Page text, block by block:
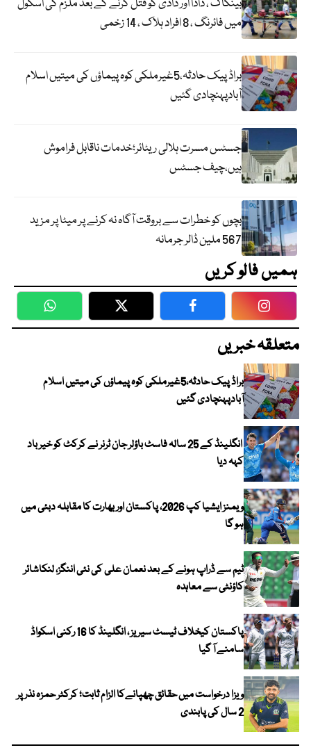
بینکاک ، دادا اور دادی کو قتل کرنے کے بعد ملزم کی اسکول
میں فائرنگ ، 8 افراد ہلاک ، 14 زخمی
براڈ پیک حادثہ،5غیرملکی کوہ پیماؤں کی میتیں اسلام
آبادپہنچادی گئیں
جسٹس مسرت ہلالی ریٹائر؛خدمات ناقابل فراموش
ہیں،چیف جسٹس
بچوں کو خطرات سے بروقت آگاہ نہ کرنے پر میٹا پر مزید
567 ملین ڈالر جرمانہ
ہمیں فالو کریں
WhatsApp Twitter Facebook
متعلقہ خبریں
براڈ پیک حادثہ،5غیرملکی کوہ پیماؤں کی میتیں اسلام
آبادپہنچادی گئیں
انگلینڈ کے 25 سالہ فاسٹ باؤلر جان ٹرنر نے کرکٹ کو خیر باد
کہہ دیا
ویمنز ایشیا کپ 2026، پاکستان اور بھارت کا مقابلہ دبئی میں
ہو گا
ٹیم سے ڈراپ ہونے کے بعد نعمان علی کی نئی اننگز، لنکاشائر
کاؤنٹی سے معاہدہ
پاکستان کیخلاف ٹیسٹ سیریز ، انگلینڈ کا 16 رکنی اسکواڈ
سامنے آ گیا
ویزا درخواست میں حقائق چھپانےکا الزام ثابت؛ کرکٹر حمزہ نذر پر
2 سال کی پابندی